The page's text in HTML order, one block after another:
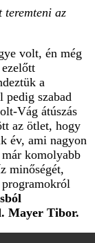
teremteni az
volt, én még
a
pedig szabad
Vág átúszás
az ötlet, hogy
év, ami nagyon
komolyabb
minőségét,
Mayer Tibor.